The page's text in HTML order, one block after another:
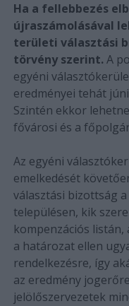
Ha a fellebbezés
újraszámolásával
területi választási
törvény szerint. A
egyéni
eredményei tehát
Szintén ekkor
fővárosi és a
Az egyéni
emelkedését
választási bizottság
településen, kik
kompenzációs listán,
a határozat ellen
rendelkezésre, így
az eredmény
jelölőszervezetek